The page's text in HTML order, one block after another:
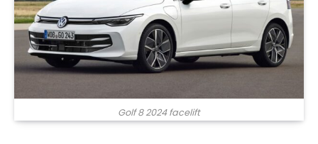
Golf 8 2024 facelift